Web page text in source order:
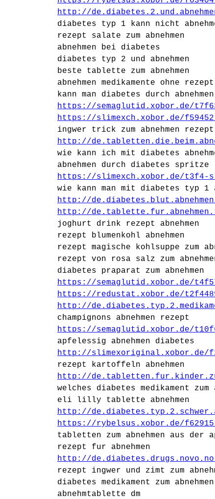
http://
diabetes typ 1 kann nicht
rezept salate zum abnehmen
abnehmen bei diabetes
diabetes typ 2 und abnehmen
beste tablette zum abnehmen
abnehmen medikamente ohne rezept
kann man diabetes durch
https://semaglutid.xobor.de/
https://slimexch.xobor.de/
ingwer trick zum abnehmen rezept
http://
wie kann ich mit diabetes
abnehmen durch diabetes spritze
https://slimexch.xobor.de/t3f4-
wie kann man mit diabetes typ 1
http://
http://
joghurt drink rezept abnehmen
rezept blumenkohl abnehmen
rezept magische kohlsuppe zum
rezept von rosa salz zum
diabetes praparat zum abnehmen
https://semaglutid.xobor.de/
https://redustat.xobor.de/
http://
champignons abnehmen rezept
https://semaglutid.xobor.de/
apfelessig abnehmen diabetes
http://slimexoriginal.xobor.de/
rezept kartoffeln abnehmen
http://
welches diabetes medikament zum
eli lilly tablette abnehmen
http://
https://rybelsus.xobor.de/
tabletten zum abnehmen aus der
rezept fur abnehmen
http://
rezept ingwer und zimt zum
diabetes medikament zum
abnehmtablette dm